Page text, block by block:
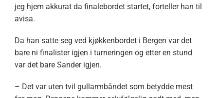
jeg hjem akkurat da finalebordet startet, forteller han til
avisa.
Da han satte seg ved kjøkkenbordet i Bergen var det
bare ni finalister igjen i turneringen og etter en stund
var det bare Sander igjen.
– Det var uten tvil gullarmbåndet som betydde mest